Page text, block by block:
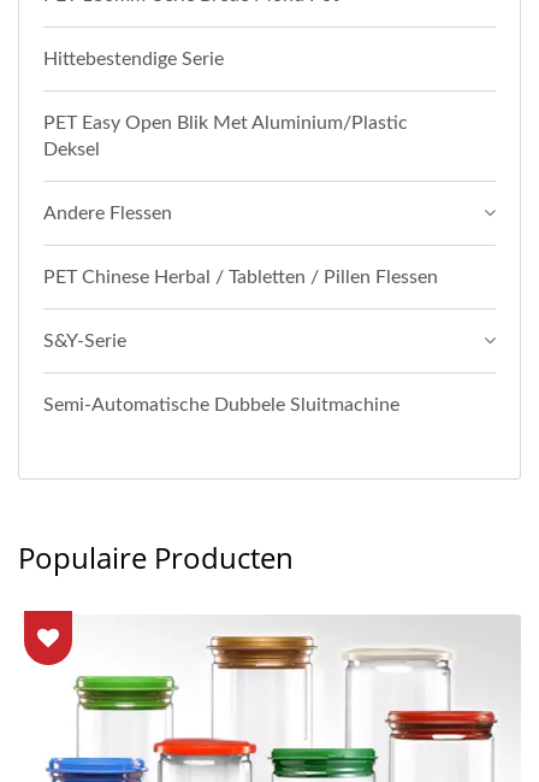
Hittebestendige Serie
PET Easy Open Blik Met Aluminium/Plastic
Deksel
Andere Flessen
PET Chinese Herbal / Tabletten / Pillen Flessen
S&Y-Serie
Semi-Automatische Dubbele Sluitmachine
Populaire Producten